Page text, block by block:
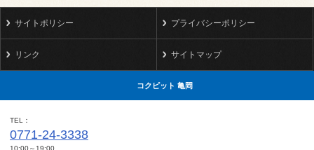
サイトポリシー プライバシーポリシー
リンク サイトマップ
コクピット 亀岡
TEL
0771-24-3338
10:00～19:00